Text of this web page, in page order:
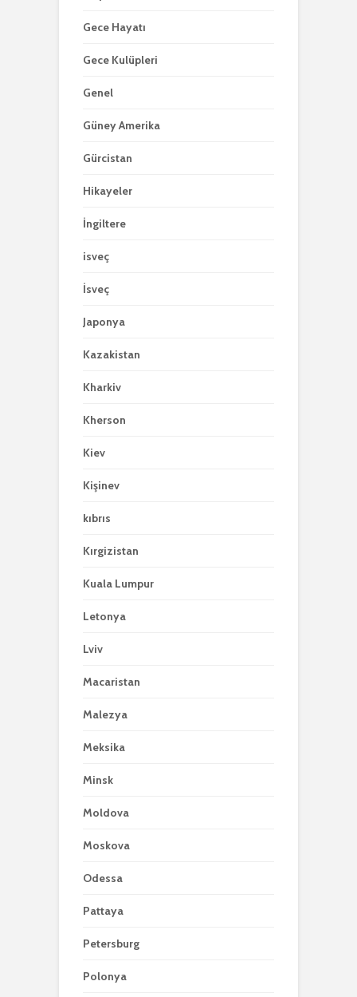
Gece Hayatı
Gece Kulüpleri
Genel
Güney Amerika
Gürcistan
Hikayeler
İngiltere
isveç
İsveç
Japonya
Kazakistan
Kharkiv
Kherson
Kiev
Kişinev
kıbrıs
Kırgizistan
Kuala Lumpur
Letonya
Lviv
Macaristan
Malezya
Meksika
Minsk
Moldova
Moskova
Odessa
Pattaya
Petersburg
Polonya